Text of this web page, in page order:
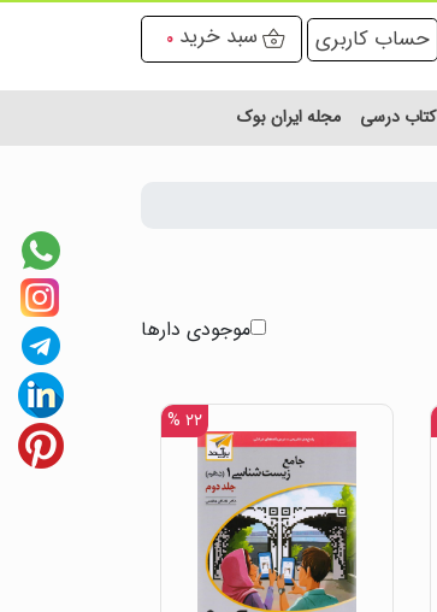
حساب کاربری سبد خرید 0
کتاب درسی مجله ایران بوک
موجودی دارها
۲۲ %